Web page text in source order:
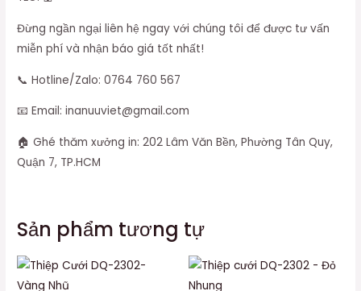
Đừng ngần ngại liên hệ ngay với chúng tôi để được tư vấn
miễn phí và nhận báo giá tốt nhất!
📞 Hotline/Zalo: 0764 760 567
📧 Email: inanuuviet@gmail.com
🏠 Ghé thăm xưởng in: 202 Lâm Văn Bền, Phường Tân Quy,
Quận 7, TP.HCM
Sản phẩm tương tự